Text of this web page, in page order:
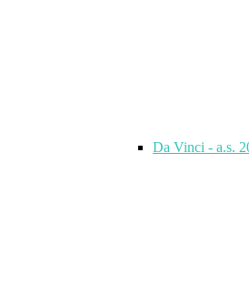
Da Vinci - a.s.